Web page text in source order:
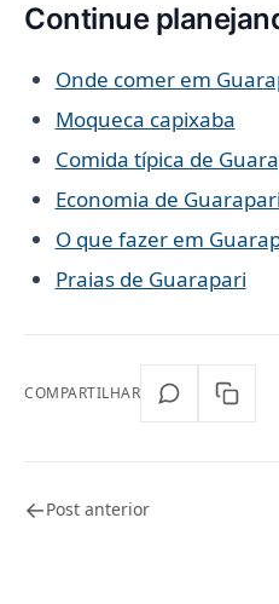
Continue
Onde comer em
Moqueca capixaba
Comida típica de
Economia de Guarapari
O que fazer em
Praias de Guarapari
COMPARTILHAR
←Post anterior